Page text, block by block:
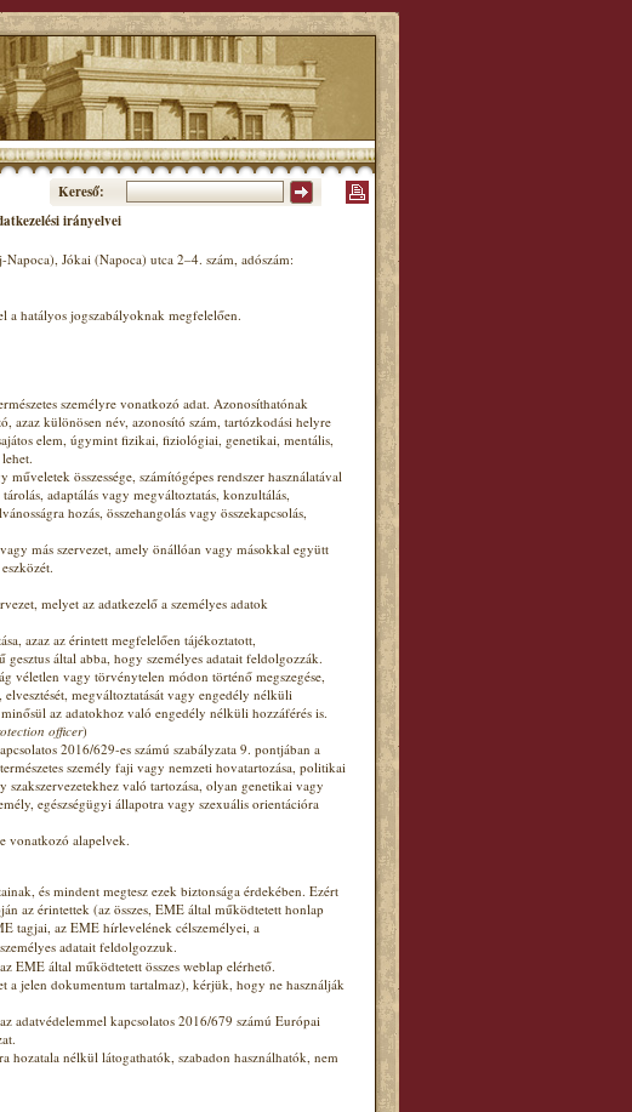
Kereső:
irányelvei
Jókai (Napoca) utca 2–4. szám, adószám:
a hatályos jogszabályoknak megfelelően.
személyre vonatkozó adat. Azonosíthatónak
azaz különösen név, azonosító szám, tartózkodási helyre
elem, úgymint fizikai, fiziológiai, genetikai, mentális,
összessége, számítógépes rendszer használatával
adaptálás vagy megváltoztatás, konzultálás,
hozás, összehangolás vagy összekapcsolás,
más szervezet, amely önállóan vagy másokkal együtt
melyet az adatkezelő a személyes adatok
azaz az érintett megfelelően tájékoztatott,
által abba, hogy személyes adatait feldolgozzák.
véletlen vagy törvénytelen módon történő megszegése,
megváltoztatását vagy engedély nélküli
az adatokhoz való engedély nélküli hozzáférés is.
officer)
2016/629-es számú szabályzata 9. pontjában a
személy faji vagy nemzeti hovatartozása, politikai
való tartozása, olyan genetikai vagy
egészségügyi állapotra vagy szexuális orientációra
vonatkozó alapelvek.
és mindent megtesz ezek biztonsága érdekében. Ezért
az érintettek (az összes, EME által működtetett honlap
tagjai, az EME hírlevelének célszemélyei, a
adatait feldolgozzuk.
EME által működtetett összes weblap elérhető.
a jelen dokumentum tartalmaz), kérjük, hogy ne használják
adatvédelemmel kapcsolatos 2016/679 számú Európai
hozatala nélkül látogathatók, szabadon használhatók, nem